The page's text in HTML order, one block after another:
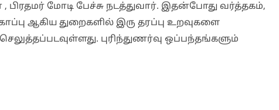
பிரதமர் மோடி பேச்சு நடத்துவார். இதன்போது வர்த்தகம்,
ஆகிய துறைகளில் இரு தரப்பு உறவுகளை
புரிந்துணர்வு ஒப்பந்தங்களும்